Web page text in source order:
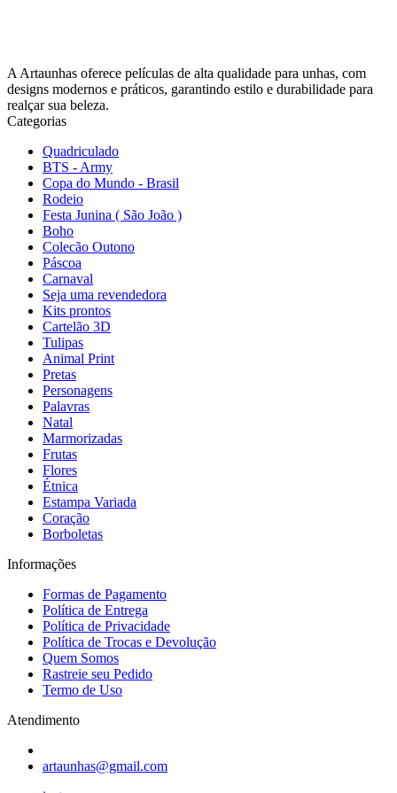
A Artaunhas oferece películas de alta qualidade para unhas, com
designs modernos e práticos, garantindo estilo e durabilidade para
realçar sua beleza.
Categorias
Quadriculado
BTS - Army
Copa do Mundo - Brasil
Rodeio
Festa Junina ( São João )
Boho
Colecão Outono
Páscoa
Carnaval
Seja uma revendedora
Kits prontos
Cartelão 3D
Tulipas
Animal Print
Pretas
Personagens
Palavras
Natal
Marmorizadas
Frutas
Flores
Étnica
Estampa Variada
Coração
Borboletas
Informações
Formas de Pagamento
Política de Entrega
Política de Privacidade
Política de Trocas e Devolução
Quem Somos
Rastreie seu Pedido
Termo de Uso
Atendimento
artaunhas@gmail.com